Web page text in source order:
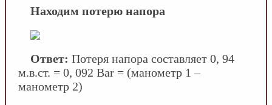
Находим потерю напора
Ответ: Потеря напора составляет 0, 94
м.в.ст. = 0, 092 Bar = (манометр 1 –
манометр 2)